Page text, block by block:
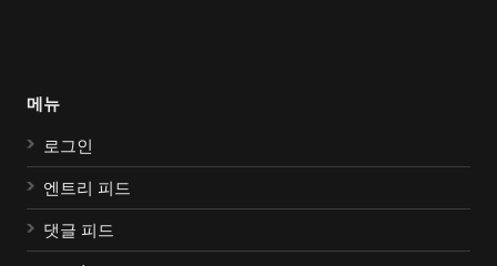
메뉴
로그인
엔트리 피드
댓글 피드